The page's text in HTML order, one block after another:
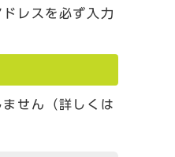
レスを必ず入力
せん（詳しくは